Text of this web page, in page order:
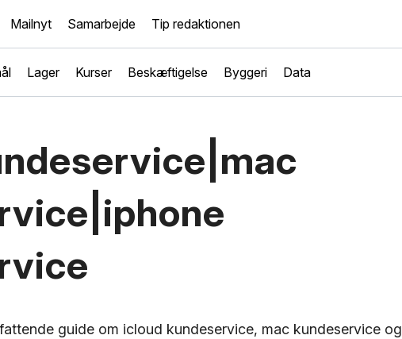
Mailnyt Samarbejde Tip redaktionen
Lager Kurser Beskæftigelse Byggeri Data
guide om icloud kundeservice, mac kundeservice og